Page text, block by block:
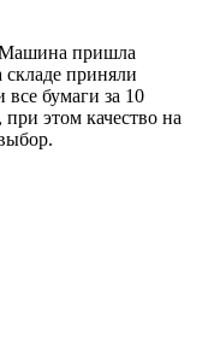
Машина пришла
складе приняли
бумаги за 10
этом качество на